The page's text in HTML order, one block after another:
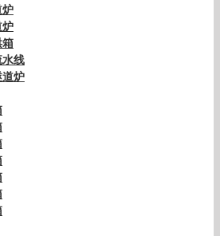
炉
炉
箱
水线
道炉